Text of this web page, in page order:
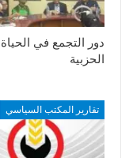
دور التجمع في الحياة
الحزبية
تقارير المكتب السياسي